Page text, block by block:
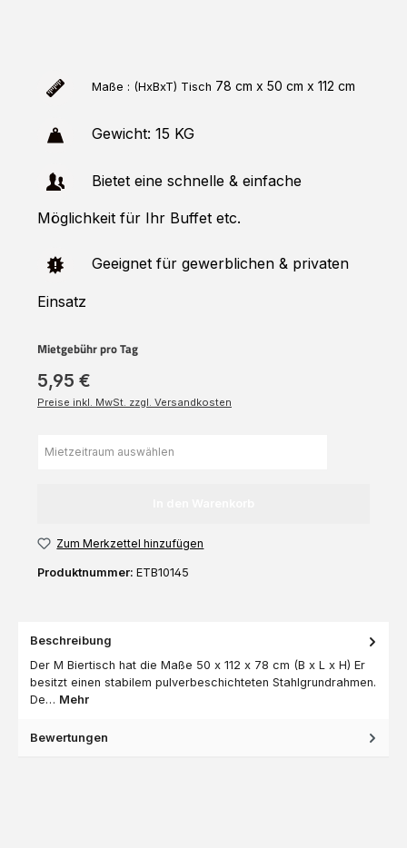
Maße : (HxBxT) Tisch 78 cm x 50 cm x 112 cm
Gewicht: 15 KG
Bietet eine schnelle & einfache
Möglichkeit für Ihr Buffet etc.
Geeignet für gewerblichen & privaten
Einsatz
Mietgebühr pro Tag
5,95 €
Preise inkl. MwSt. zzgl. Versandkosten
Zum Merkzettel hinzufügen
Produktnummer: ETB10145
Beschreibung
Der M Biertisch hat die Maße 50 x 112 x 78 cm (B x L x H) Er
besitzt einen stabilem pulverbeschichteten Stahlgrundrahmen.
De… Mehr
Bewertungen